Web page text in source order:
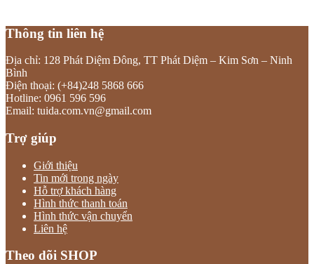
Thông tin liên hệ
Địa chỉ: 128 Phát Diệm Đông, TT Phát Diệm – Kim Sơn – Ninh
Bình
Điện thoại: (+84)248 5868 666
Hotline: 0961 596 596
Email: tuida.com.vn@gmail.com
Trợ giúp
Giới thiệu
Tin mới trong ngày
Hỗ trợ khách hàng
Hình thức thanh toán
Hình thức vận chuyển
Liên hệ
Theo dõi SHOP